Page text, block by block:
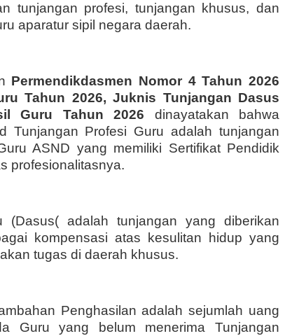
tunjangan profesi, tunjangan khusus, dan
aparatur sipil negara daerah.
Permendikdasmen Nomor 4 Tahun 2026
Tahun 2026, Juknis Tunjangan Dasus
Guru Tahun 2026 dinayatakan bahwa
Tunjangan Profesi Guru adalah tunjangan
ASND yang memiliki Sertifikat Pendidik
profesionalitasnya.
(Dasus( adalah tunjangan yang diberikan
kompensasi atas kesulitan hidup yang
tugas di daerah khusus.
Penghasilan adalah sejumlah uang
Guru yang belum menerima Tunjangan